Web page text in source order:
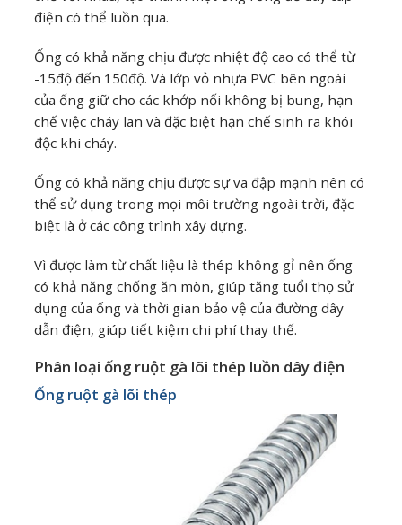
điện có thể luồn qua.
Ống có khả năng chịu được nhiệt độ cao có thể từ
-15độ đến 150độ. Và lớp vỏ nhựa PVC bên ngoài
của ống giữ cho các khớp nối không bị bung, hạn
chế việc cháy lan và đặc biệt hạn chế sinh ra khói
độc khi cháy.
Ống có khả năng chịu được sự va đập mạnh nên có
thể sử dụng trong mọi môi trường ngoài trời, đặc
biệt là ở các công trình xây dựng.
Vì được làm từ chất liệu là thép không gỉ nên ống
có khả năng chống ăn mòn, giúp tăng tuổi thọ sử
dụng của ống và thời gian bảo vệ của đường dây
dẫn điện, giúp tiết kiệm chi phí thay thế.
Phân loại ống ruột gà lõi thép luồn dây điện
Ống ruột gà lõi thép